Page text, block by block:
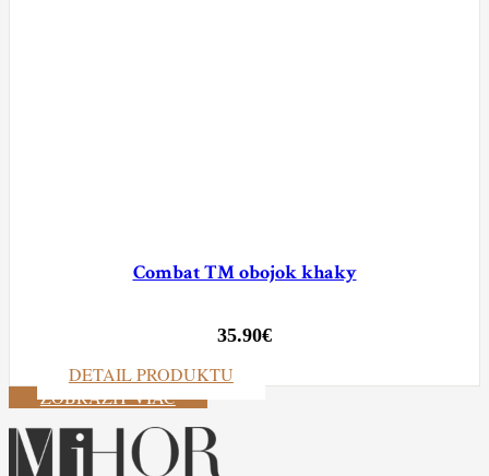
Combat TM obojok khaky
35.90€
DETAIL PRODUKTU
ZOBRAZIŤ VIAC